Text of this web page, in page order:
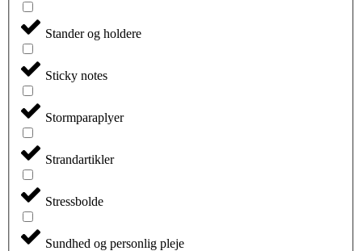
Stander og holdere
Sticky notes
Stormparaplyer
Strandartikler
Stressbolde
Sundhed og personlig pleje